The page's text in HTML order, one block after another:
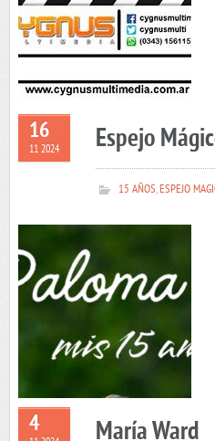
16
11 2024 Espejo
15 AÑOS,ESPEJO
4 María Ward